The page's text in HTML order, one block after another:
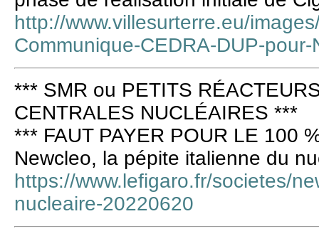
http://www.villesurterre.eu/
Communique-CEDRA-DUP-
*** SMR ou PETITS
CENTRALES NUCLÉAIRES ***
*** FAUT PAYER POUR LE 100
Newcleo, la pépite italienne du
https://www.lefigaro.fr/societes/
nucleaire-20220620